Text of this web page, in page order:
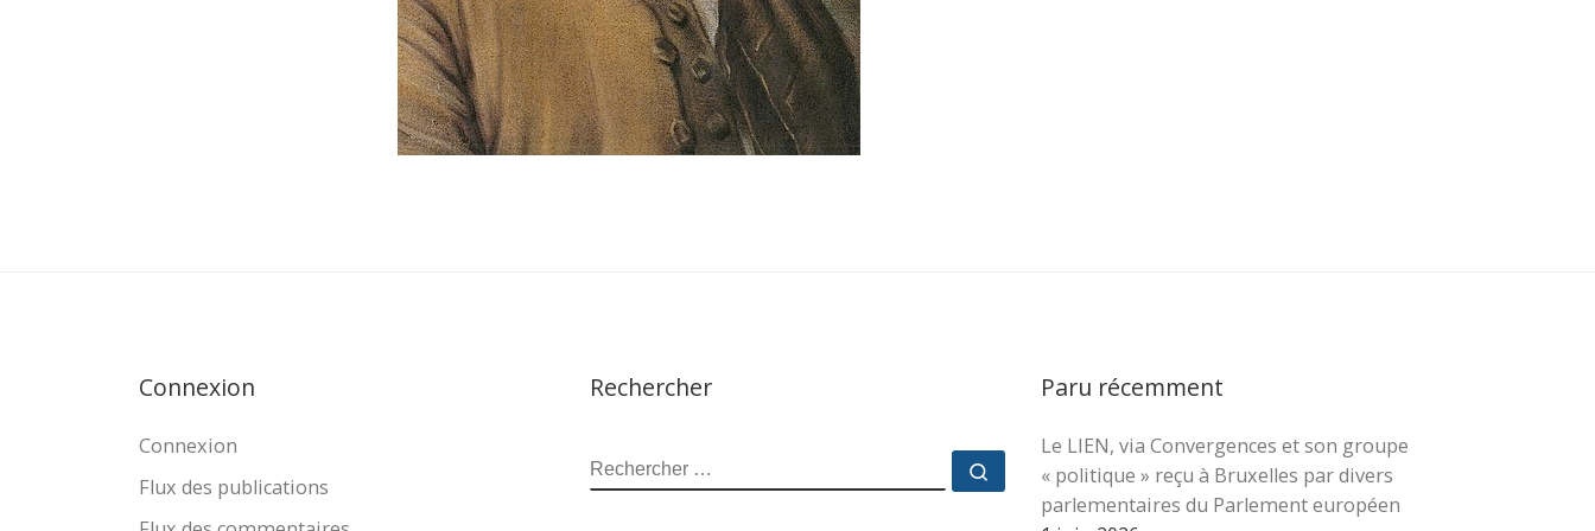
Connexion
Connexion
Flux des publications
Rechercher
RECHERCHER Rechercher …
Paru récemment
Le LIEN, via Convergences et son groupe
« politique » reçu à Bruxelles par divers
parlementaires du Parlement européen